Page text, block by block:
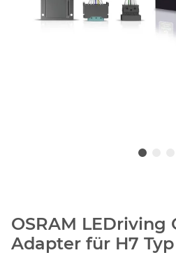
OSRAM LEDriving
Adapter für H7 Typ